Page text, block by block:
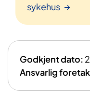
sykehus
Godkjent dato:
Ansvarlig